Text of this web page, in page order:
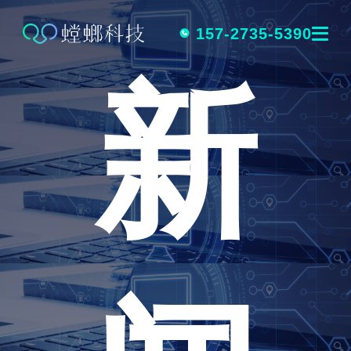
跳
内
容
157-2735-5390
新